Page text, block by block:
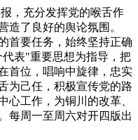
，充分发挥党的喉舌作
造了良好的舆论氛围。
首要任务，始终坚持正确
表"重要思想为指导，把
首位，唱响中旋律，忠实
为己任，积极宣传党的路
心工作，为铜川的改革、
每周一至周六对开四版出